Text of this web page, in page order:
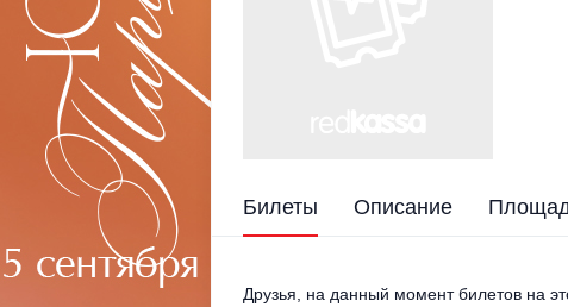
Билеты Описание
Друзья, на данный момент билетов на